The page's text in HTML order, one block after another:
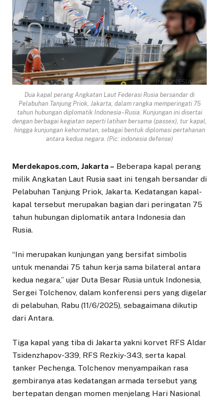
Dua kapal perang Angkatan Laut Federasi Rusia bersandar di
Pelabuhan Tanjung Priok, Jakarta, dalam rangka memperingati 75
tahun hubungan diplomatik Indonesia–Rusia. Kunjungan ini disertai
dengan berbagai kegiatan seperti latihan bersama (passex), tur kapal,
hingga kunjungan kehormatan, sebagai bentuk diplomasi pertahanan
antara kedua negara. (Pic: indonesia defense)
Merdekapos.com, Jakarta – Beberapa kapal perang
milik Angkatan Laut Rusia saat ini tengah bersandar di
Pelabuhan Tanjung Priok, Jakarta. Kedatangan kapal-
kapal tersebut merupakan bagian dari peringatan 75
tahun hubungan diplomatik antara Indonesia dan
Rusia.
“Ini merupakan kunjungan yang bersifat simbolis
untuk menandai 75 tahun kerja sama bilateral antara
kedua negara,” ujar Duta Besar Rusia untuk Indonesia,
Sergei Tolchenov, dalam konferensi pers yang digelar
di pelabuhan, Rabu (11/6/2025), sebagaimana dikutip
dari Antara.
Tiga kapal yang tiba di Jakarta yakni korvet RFS Aldar
Tsidenzhapov-339, RFS Rezkiy-343, serta kapal
tanker Pechenga. Tolchenov menyampaikan rasa
gembiranya atas kedatangan armada tersebut yang
bertepatan dengan momen menjelang Hari Nasional